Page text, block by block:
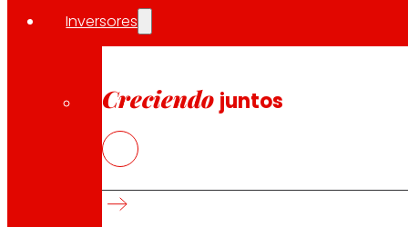
Inversores
Creciendo juntos